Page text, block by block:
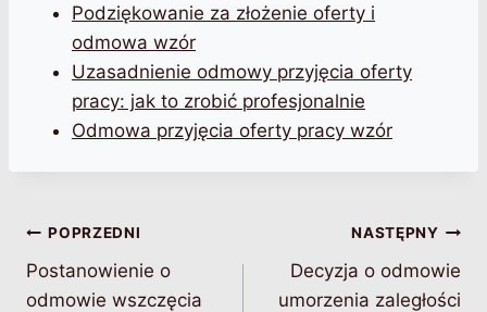
Podziękowanie za złożenie oferty i
odmowa wzór
Uzasadnienie odmowy przyjęcia oferty
pracy: jak to zrobić profesjonalnie
Odmowa przyjęcia oferty pracy wzór
Nawigacja
wpisu
POPRZEDNI
Postanowienie o
odmowie wszczęcia
NASTĘPNY
Decyzja o odmowie
umorzenia zaległości